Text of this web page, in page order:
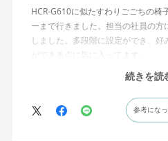
問い合わせに対しては、「オート
反力特性を自動調整する機能が働い
構が異なるため、同じ挙動にはなら
強度調整との関係や、最弱設定であ
製品自体に不具合があるとは考え
HCR-G610に似たすわりごごちの椅
ーまで行きました。担当の社員の
しました。多段階に設定ができ、好
ができる点に気に入ってます。
しいて言えば、座面がもう少し硬め
す。座面の硬さまで調節出来る機能
続きを読
参考にな